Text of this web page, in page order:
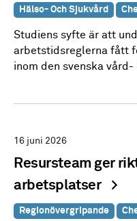
Hälso- Och Sjukvård
Studiens syfte är att
arbetstidsreglerna fått
inom den svenska vård-
16 juni 2026
Resursteam ger
arbetsplatser
Regionövergripande